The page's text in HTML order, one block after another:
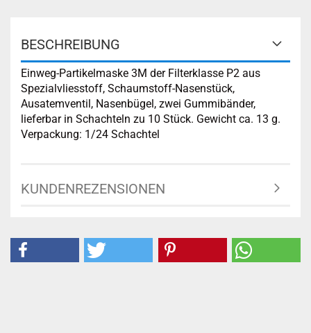
BESCHREIBUNG
Einweg-Partikelmaske 3M der Filterklasse P2 aus
Spezialvliesstoff, Schaumstoff-Nasenstück,
Ausatemventil, Nasenbügel, zwei Gummibänder,
lieferbar in Schachteln zu 10 Stück. Gewicht ca. 13 g.
Verpackung: 1/24 Schachtel
KUNDENREZENSIONEN